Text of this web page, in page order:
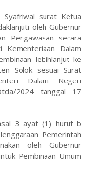
surat Ketua
oleh Gubernur
Pengawasan secara
Dalam
lebihlanjut ke
Solok sesuai Surat
Dalam Negeri
2024 tanggal 17
3 ayat (1) huruf b
Pemerintah
oleh Gubernur
Pembinaan Umum